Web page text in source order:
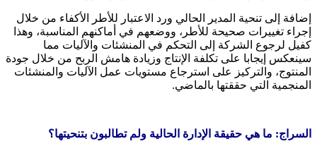
إضافة إلى تنحية المدير الحالي ورد الاعتبار للأطر الأكفاء من خلال
إجراء تغييرات صحيحة للأطر، ووضعهم في أماكنهم المناسبة، وهذا
كفيل لرجوع الشركة إلى التحكم في المنشئات والآليات مما
سينعكس إيجابا على تكلفة الإنتاج وزيادة هامش الربح من خلال جودة
المنتوج، والتركيز على استرجاع مستويات عمل الآليات والمنشئات
المنجمية التي حققتها بالماضي.
السراج: ما هي حقيقة الإدارة الحالية ولم تطالبون بتنحيتها؟